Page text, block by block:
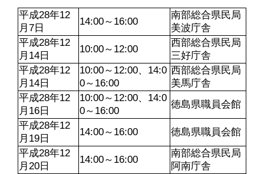
平成28年12
月7日
14:00～16:00
南部総合県民局
美波庁舎
平成28年12
月14日
10:00～12:00
西部総合県民局
三好庁舎
平成28年12
月14日
10:00～12:00、14:0
0～16:00
西部総合県民局
美馬庁舎
平成28年12
月16日
10:00～12:00、14:0
0～16:00
徳島県職員会館
平成28年12
月19日
14:00～16:00
徳島県職員会館
平成28年12
月20日
14:00～16:00
南部総合県民局
阿南庁舎